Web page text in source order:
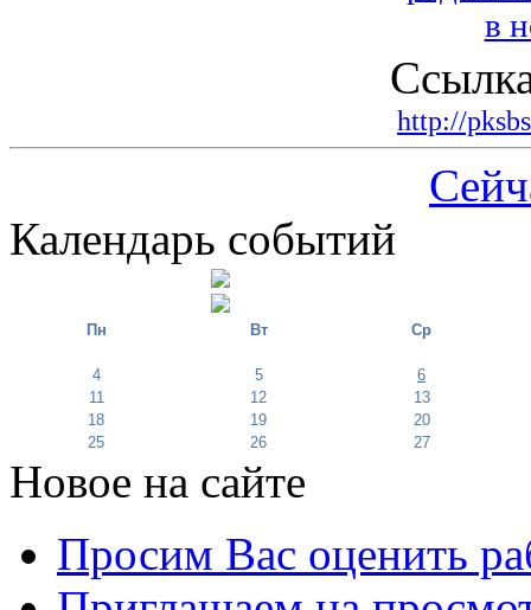
http://
Календарь событий
Пн Вт Ср
4 5
6
11
12
13
18
19
20
25
26 27
Новое на сайте
Просим Вас оценить